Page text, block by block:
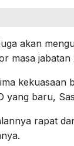
akan
masa
yang baru,
rapat